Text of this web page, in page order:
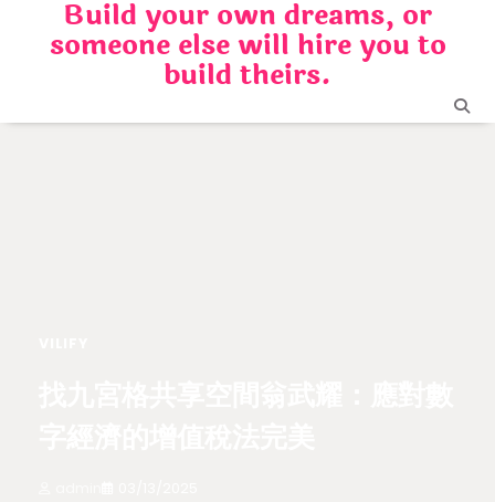
Build your own dreams, or
someone else will hire you to
build theirs.